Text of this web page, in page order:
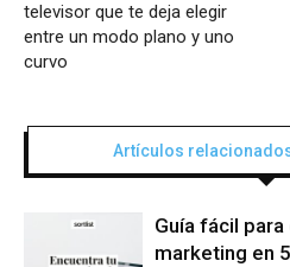
televisor que te deja elegir
entre un modo plano y uno
curvo
Artículos
Guía fácil
marketing en